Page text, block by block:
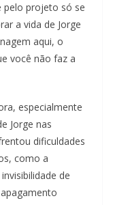
pelo projeto só se
a vida de Jorge
aqui, o
você não faz a
especialmente
Jorge nas
dificuldades
como a
de